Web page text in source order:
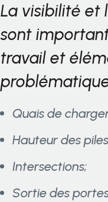
La visibilité et
sont
travail et
Quais de
Hauteur des
Intersections;
Sortie des